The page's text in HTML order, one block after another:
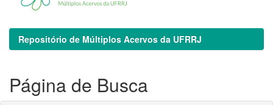
Repositório de Múltiplos Acervos da UFRRJ
Página de Busca